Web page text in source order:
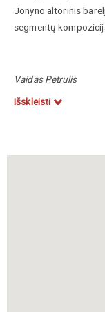
Jonyno altorinis
segmentų
Vaidas Petrulis
Išskleisti